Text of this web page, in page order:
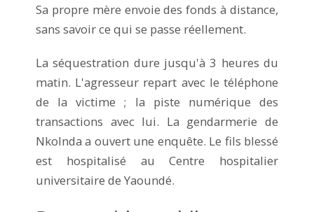
Sa propre mère envoie des fonds à distance,
sans savoir ce qui se passe réellement.
La séquestration dure jusqu'à 3 heures du
matin. L'agresseur repart avec le téléphone
de la victime ; la piste numérique des
transactions avec lui. La gendarmerie de
Nkolnda a ouvert une enquête. Le fils blessé
est hospitalisé au Centre hospitalier
universitaire de Yaoundé.